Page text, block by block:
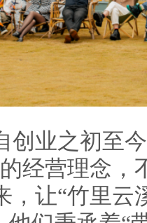
业之初至今
经营理念，
，让“竹里云